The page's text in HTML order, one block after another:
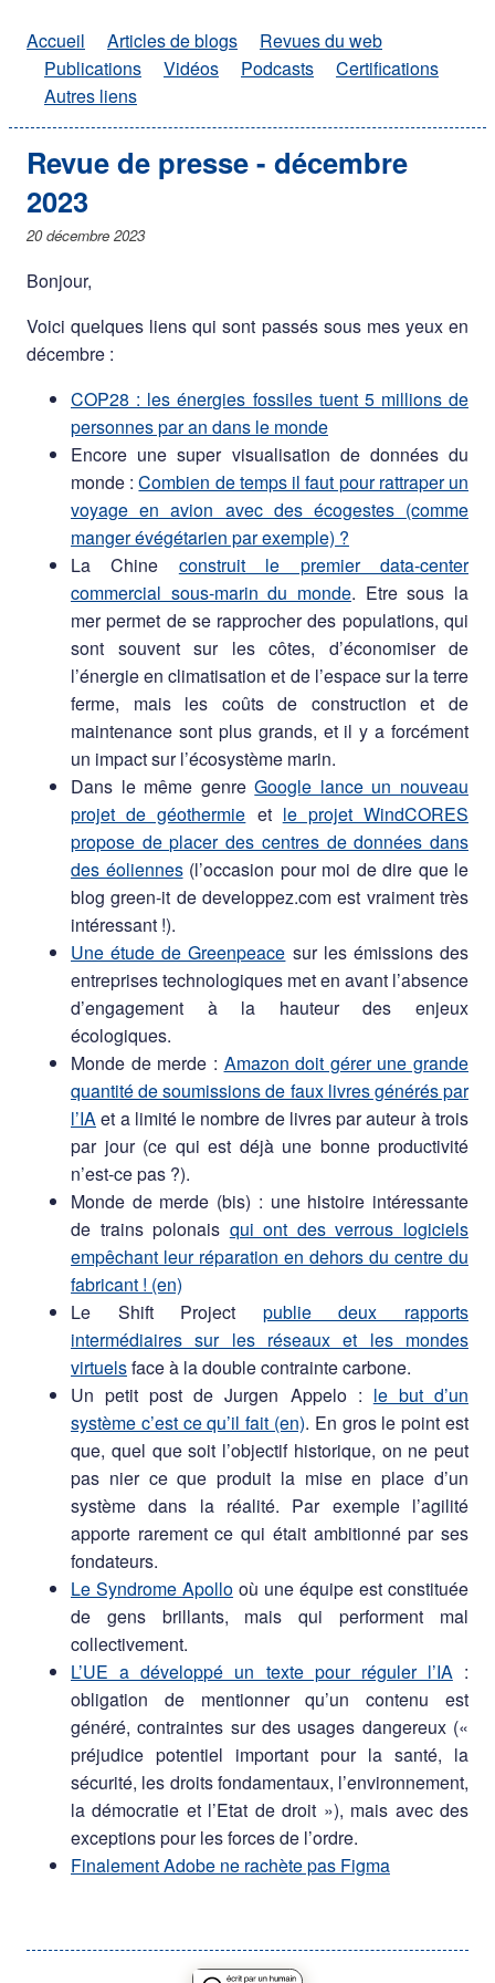
Accueil Articles de blogs
Revues du web
Publications
Vidéos Podcasts
Certifications
Autres liens
Revue de presse - décembre
2023
20 décembre 2023
Bonjour,
Voici quelques liens qui sont passés sous mes yeux en
décembre :
COP28 : les énergies fossiles tuent 5 millions de
personnes par an dans le monde
Encore une super visualisation de données du
monde :Combien de temps il faut pour rattraper un
voyage en avion avec des écogestes (comme
manger évégétarien par exemple) ?
La Chine construit le premier data-center
commercial sous-marin du monde. Etre sous la
mer permet de se rapprocher des populations, qui
sont souvent sur les côtes, d’économiser de
l’énergie en climatisation et de l’espace sur la terre
ferme, mais les coûts de construction et de
maintenance sont plus grands, et il y a forcément
un impact sur l’écosystème marin.
Dans le même genreGoogle lance un nouveau
projet de géothermie et le projet WindCORES
propose de placer des centres de données dans
des éoliennes(l’occasion pour moi de dire que le
blog green-it de developpez.com est vraiment très
intéressant !).
Une étude de Greenpeace sur les émissions des
entreprises technologiques met en avant l’absence
d’engagement à la hauteur des enjeux
écologiques.
Monde de merde : Amazon doit gérer une grande
quantité de soumissions de faux livres générés par
l’IAet a limité le nombre de livres par auteur à trois
par jour (ce qui est déjà une bonne productivité
n’est-ce pas ?).
Monde de merde (bis) : une histoire intéressante
de trains polonais qui ont des verrous logiciels
empêchant leur réparation en dehors du centre du
fabricant ! (en)
Le Shift Project publie deux rapports
intermédiaires sur les réseaux et les mondes
virtuelsface à la double contrainte carbone.
Un petit post de Jurgen Appelo : le but d’un
système c’est ce qu’il fait (en). En gros le point est
que, quel que soit l’objectif historique, on ne peut
pas nier ce que produit la mise en place d’un
système dans la réalité. Par exemple l’agilité
apporte rarement ce qui était ambitionné par ses
fondateurs.
Le Syndrome Apollo où une équipe est constituée
de gens brillants, mais qui performent mal
collectivement.
L’UE a développé un texte pour réguler l’IA:
obligation de mentionner qu’un contenu est
généré, contraintes sur des usages dangereux («
préjudice potentiel important pour la santé, la
sécurité, les droits fondamentaux, l’environnement,
la démocratie et l’Etat de droit »), mais avec des
exceptions pour les forces de l’ordre.
Finalement Adobe ne rachète pas Figma